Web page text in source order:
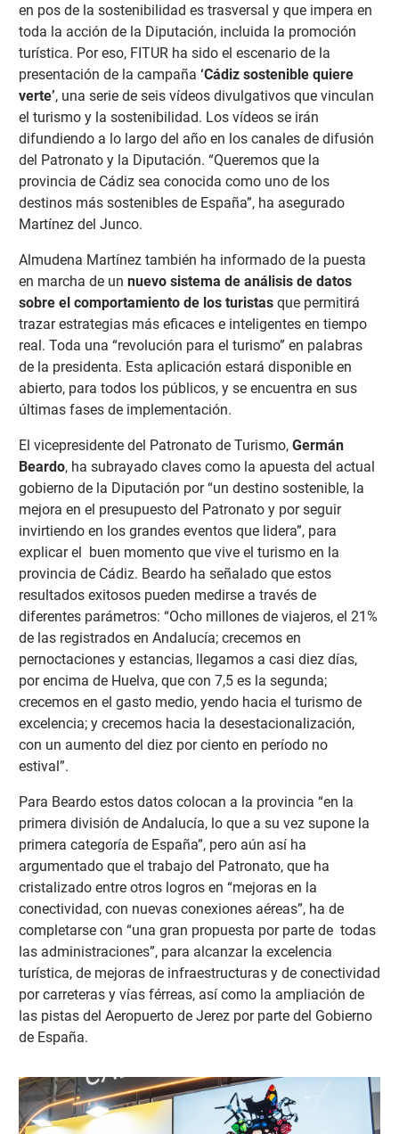
en pos de la sostenibilidad es trasversal y que impera en
toda la acción de la Diputación, incluida la promoción
turística. Por eso, FITUR ha sido el escenario de la
presentación de la campaña ‘Cádiz sostenible quiere
verte’, una serie de seis vídeos divulgativos que vinculan
el turismo y la sostenibilidad. Los vídeos se irán
difundiendo a lo largo del año en los canales de difusión
del Patronato y la Diputación. “Queremos que la
provincia de Cádiz sea conocida como uno de los
destinos más sostenibles de España”, ha asegurado
Martínez del Junco.
Almudena Martínez también ha informado de la puesta
en marcha de un nuevo sistema de análisis de datos
sobre el comportamiento de los turistasque permitirá
trazar estrategias más eficaces e inteligentes en tiempo
real. Toda una “revolución para el turismo” en palabras
de la presidenta. Esta aplicación estará disponible en
abierto, para todos los públicos, y se encuentra en sus
últimas fases de implementación.
El vicepresidente del Patronato de Turismo, Germán
Beardo, ha subrayado claves como la apuesta del actual
gobierno de la Diputación por “un destino sostenible, la
mejora en el presupuesto del Patronato y por seguir
invirtiendo en los grandes eventos que lidera”, para
explicar el buen momento que vive el turismo en la
provincia de Cádiz. Beardo ha señalado que estos
resultados exitosos pueden medirse a través de
diferentes parámetros: “Ocho millones de viajeros, el 21%
de las registrados en Andalucía; crecemos en
pernoctaciones y estancias, llegamos a casi diez días,
por encima de Huelva, que con 7,5 es la segunda;
crecemos en el gasto medio, yendo hacia el turismo de
excelencia; y crecemos hacia la desestacionalización,
con un aumento del diez por ciento en período no
estival”.
Para Beardo estos datos colocan a la provincia “en la
primera división de Andalucía, lo que a su vez supone la
primera categoría de España”, pero aún así ha
argumentado que el trabajo del Patronato, que ha
cristalizado entre otros logros en “mejoras en la
conectividad, con nuevas conexiones aéreas”, ha de
completarse con “una gran propuesta por parte de todas
las administraciones”, para alcanzar la excelencia
turística, de mejoras de infraestructuras y de conectividad
por carreteras y vías férreas, así como la ampliación de
las pistas del Aeropuerto de Jerez por parte del Gobierno
de España.